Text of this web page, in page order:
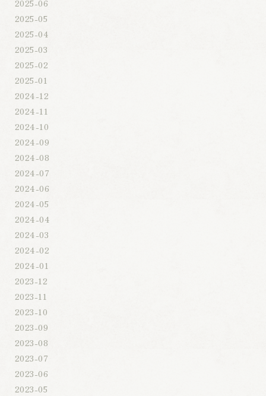
2025-06
2025-05
2025-04
2025-03
2025-02
2025-01
2024-12
2024-11
2024-10
2024-09
2024-08
2024-07
2024-06
2024-05
2024-04
2024-03
2024-02
2024-01
2023-12
2023-11
2023-10
2023-09
2023-08
2023-07
2023-06
2023-05